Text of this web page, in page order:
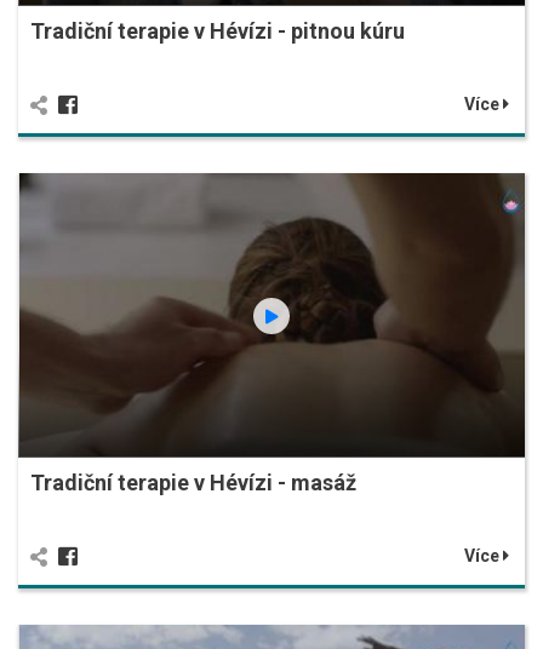
Tradiční terapie v Hévízi - pitnou kúru
Více
Tradiční terapie v Hévízi - masáž
Více